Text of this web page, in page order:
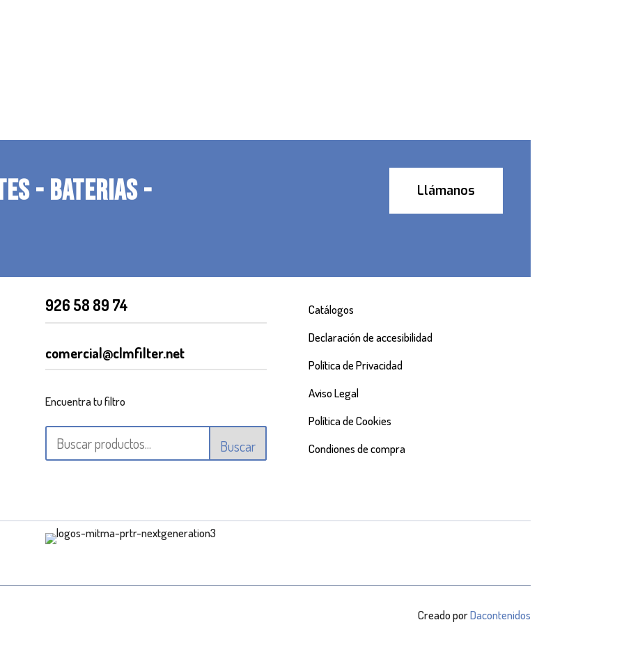
- BATERIAS -
Llámanos
926 58 89 74
comercial@clmfilter.net
Encuentra tu filtro
Buscar
Catálogos
Declaración de accesibilidad
Política de Privacidad
Aviso Legal
Política de Cookies
Condiones de compra
Creado porDacontenidos